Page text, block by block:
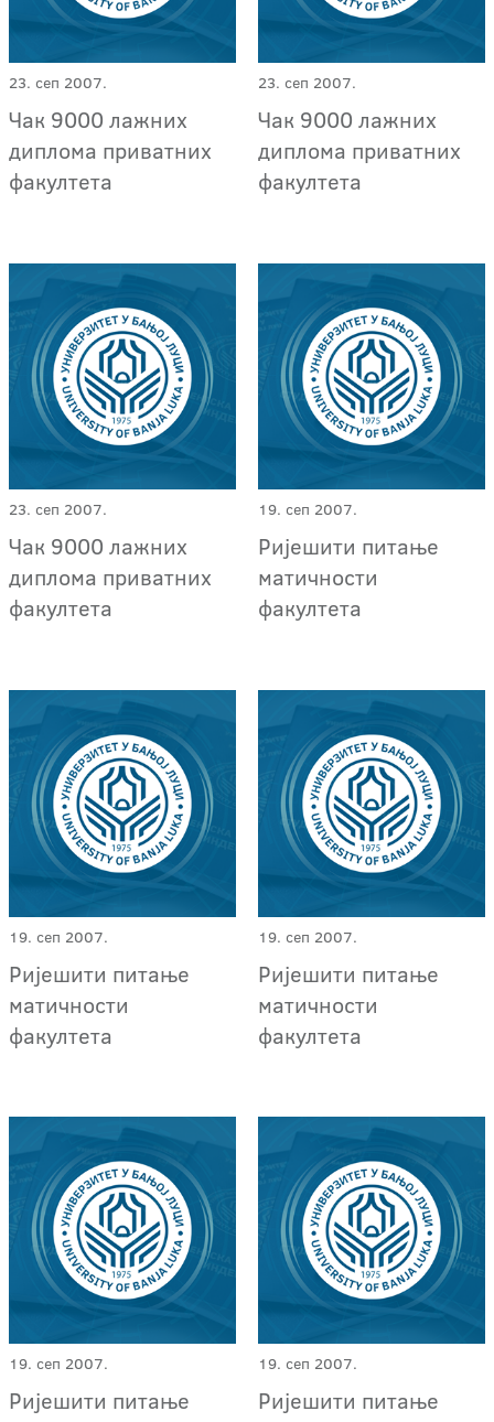
23. сеп 2007.
Чак 9000 лажних
диплома приватних
факултета
23. сеп 2007.
Чак 9000 лажних
диплома приватних
факултета
23. сеп 2007.
Чак 9000 лажних
диплома приватних
факултета
19. сеп 2007.
Ријешити питање
матичности
факултета
19. сеп 2007.
Ријешити питање
матичности
факултета
19. сеп 2007.
Ријешити питање
матичности
факултета
19. сеп 2007.
Ријешити питање
19. сеп 2007.
Ријешити питање